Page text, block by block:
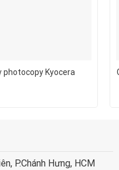
photocopy Kyocera
P.Chánh Hưng, HCM